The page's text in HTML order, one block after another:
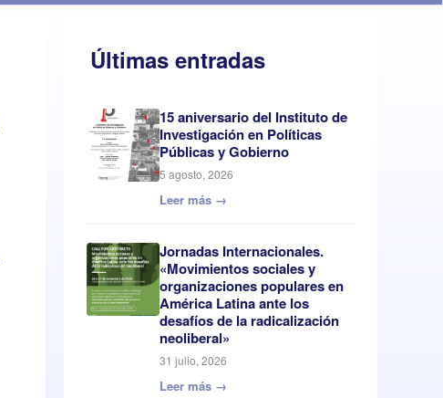
Últimas entradas
15 aniversario del Instituto de
Investigación en Políticas
Públicas y Gobierno
5 agosto, 2026
Leer más →
Jornadas Internacionales.
«Movimientos sociales y
organizaciones populares en
América Latina ante los
desafíos de la radicalización
neoliberal»
31 julio, 2026
Leer más →